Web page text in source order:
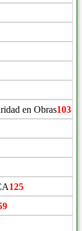
en Obras103
125